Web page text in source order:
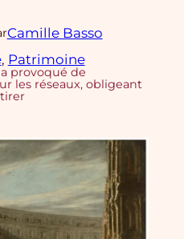
Camille Basso
, Patrimoine
provoqué de
les réseaux, obligeant